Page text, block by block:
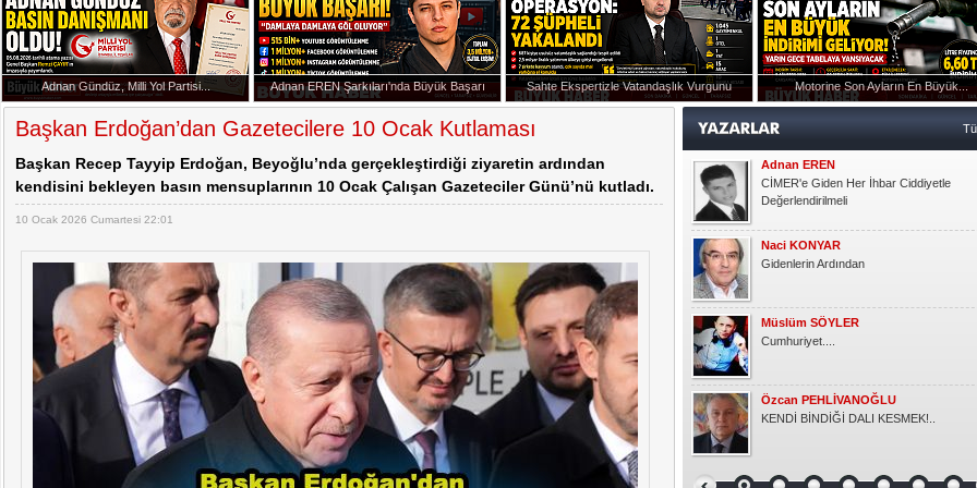
Cem Küçük Soruşturmasında Yeni İddialar
Başkan Erdoğan Anıtkabir'de
20:07 -Adnan Gündüz, Milli Yol Partisi Basın Danışmanlığı Görevine Atandı
Adnan Gündüz, Milli Yol Partisi... Adnan EREN Şarkıları'nda Büyük Başarı Sahte Ekspertizle Vatandaşlık Vurgunu Motorine Son Ayların En Büyük...
Başkan Erdoğan’dan Gazetecilere 10 Ocak Kutlaması
Başkan Recep Tayyip Erdoğan, Beyoğlu’nda gerçekleştirdiği ziyaretin ardından
kendisini bekleyen basın mensuplarının 10 Ocak Çalışan Gazeteciler Günü’nü kutladı.
10 Ocak 2026 Cumartesi 22:01
Müslüm SÖYLER
Cumhuriyet....
Özcan PEHLİVANOĞLU
Okşan Yücel
Ruh Eşinden
Semra KAYGUN
Gönlüm
Gündoğdu YILDIRIM
HER ÇOCUK ÖZELDİR!
Kasım KOÇAK
YARIM ELMA